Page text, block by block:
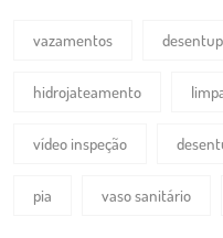
vazamentos
hidrojateamento
vídeo inspeção
pia vaso sanitário